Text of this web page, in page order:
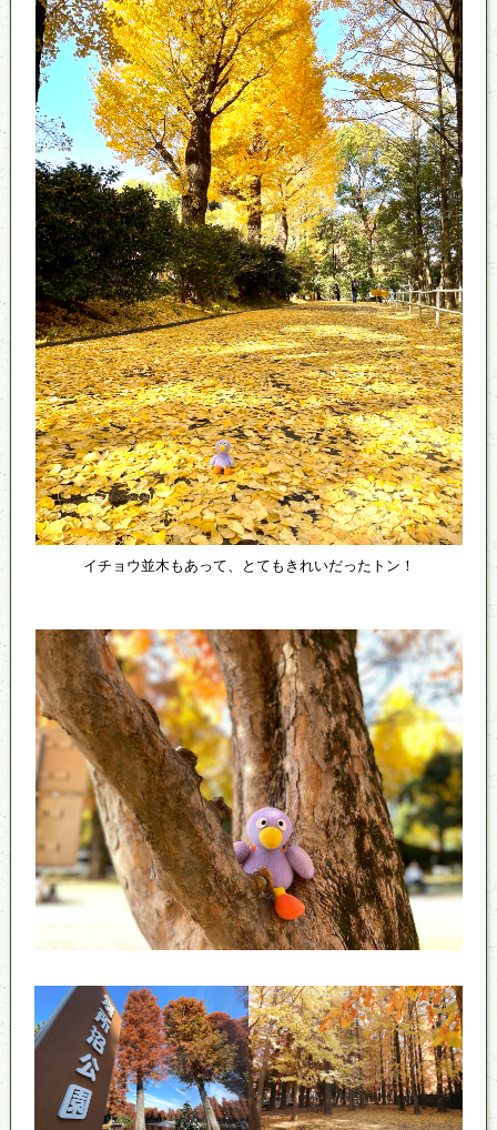
イチョウ並木もあって、とてもきれいだったトン！